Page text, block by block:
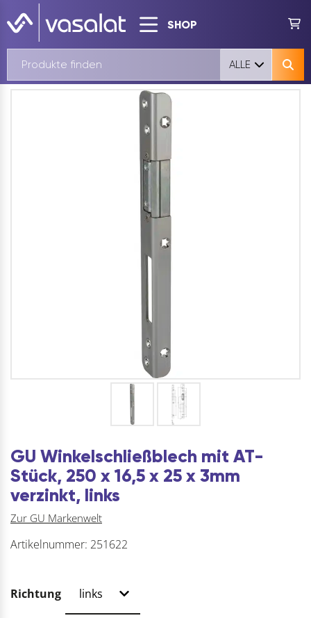
SHOP
ALLE
GU Winkelschließblech mit AT-
Stück, 250 x 16,5 x 25 x 3mm
verzinkt, links
Zur GU Markenwelt
Artikelnummer: 251622
Richtung